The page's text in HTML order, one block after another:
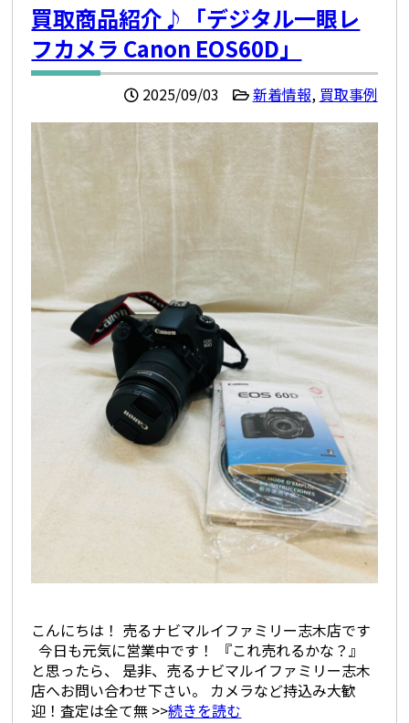
買取商品紹介♪「デジタル一眼レ
フカメラ Canon EOS60D」
2025/09/03 新着情報, 買取事例
こんにちは！ 売るナビマルイファミリー志木店です
今日も元気に営業中です！ 『これ売れるかな？』
と思ったら、 是非、売るナビマルイファミリー志木
店へお問い合わせ下さい。 カメラなど持込み大歓
迎！査定は全て無 >>続きを読む